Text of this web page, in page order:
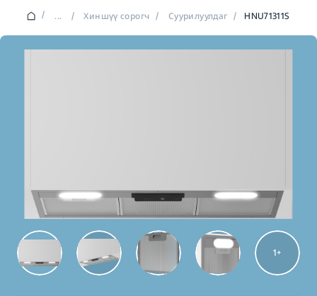
/ ... / Хиншүү сорогч / Суурилуулдаг / HNU71311S
1